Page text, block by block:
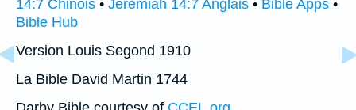
14:7 Chinois • Jeremiah 14:7 Anglais • Bible Apps •
Bible Hub
Version Louis Segond 1910
La Bible David Martin 1744